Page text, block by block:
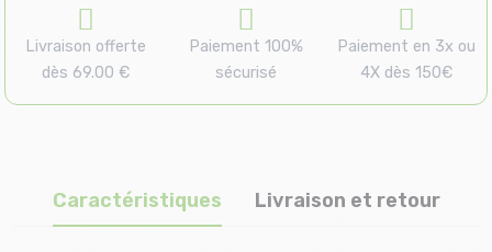
Livraison offerte
dès 69.00 €
Paiement 100%
sécurisé
Paiement en 3x ou
4X dès 150€
Caractéristiques Livraison et retour